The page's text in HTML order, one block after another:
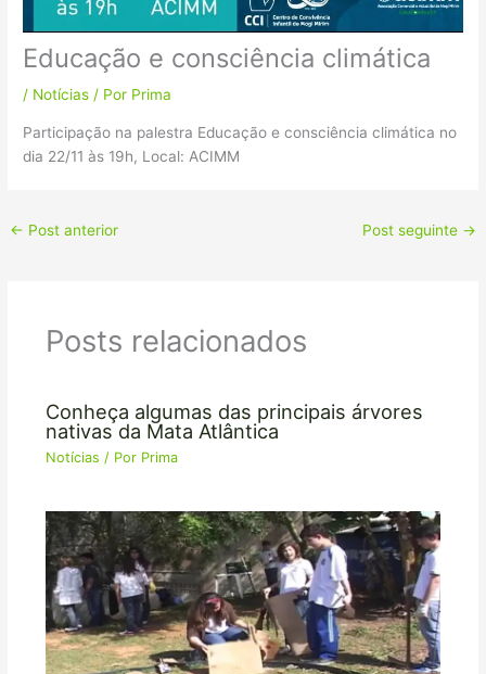
Educação e consciência climática
/ Notícias / Por Prima
Participação na palestra Educação e consciência climática no
dia 22/11 às 19h, Local: ACIMM
← Post anterior Post seguinte →
Posts relacionados
Conheça algumas das principais árvores
nativas da Mata Atlântica
Notícias / Por Prima